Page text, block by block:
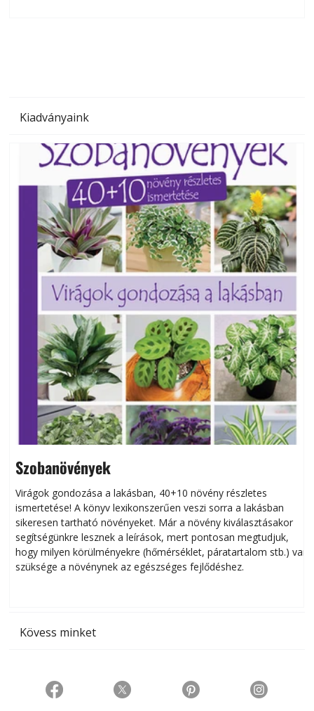
Kiadványaink
Szobanövények
Virágok gondozása a lakásban, 40+10 növény részletes
ismertetése! A könyv lexikonszerűen veszi sorra a lakásban
sikeresen tart­ha­tó növényeket. Már a növény kiválasztásakor
segítségünkre lesznek a leírások, mert pontosan megtudjuk,
hogy milyen körülményekre (hőmérséklet, páratartalom stb.) van
szüksége a növénynek az egészséges fejlődéshez.
Kövess minket